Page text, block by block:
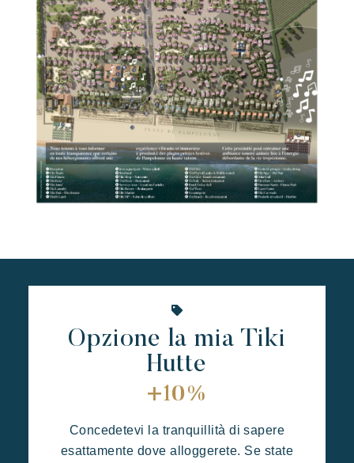
Opzione la mia Tiki
Hutte
+10%
Concedetevi la tranquillità di sapere
esattamente dove alloggerete. Se state